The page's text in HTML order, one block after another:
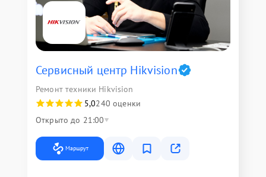
Сервисный центр Hikvision
Ремонт техники Hikvision
5,0240 оценки
Открыто до 21:00
Маршрут